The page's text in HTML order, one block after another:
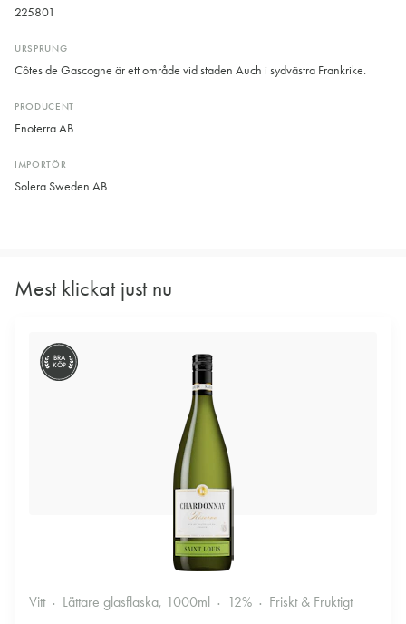
225801
URSPRUNG
Côtes de Gascogne är ett område vid staden Auch i sydvästra Frankrike.
PRODUCENT
Enoterra AB
IMPORTÖR
Solera Sweden AB
Mest klickat just nu
BRA
KÖP
Vitt Lättare glasflaska, 1000ml 12% Friskt & Fruktigt